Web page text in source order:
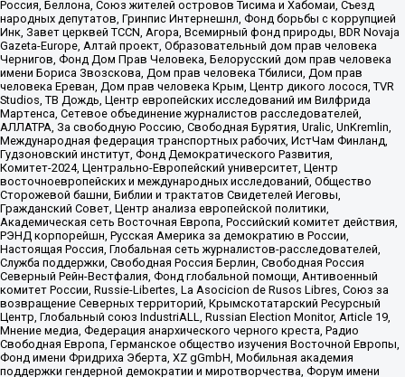
Россия, Беллона, Союз жителей островов Тисима и Хабомаи, Съезд
народных депутатов, Гринпис Интернешнл, Фонд борьбы с коррупцией
Инк, Завет церквей TCCN, Агора, Всемирный фонд природы, BDR Novaja
Gazeta-Europe, Алтай проект, Образовательный дом прав человека
Чернигов, Фонд Дом Прав Человека, Белорусский дом прав человека
имени Бориса Звозскова, Дом прав человека Тбилиси, Дом прав
человека Ереван, Дом прав человека Крым, Центр дикого лосося, TVR
Studios, ТВ Дождь, Центр европейских исследований им Вилфрида
Мартенса, Сетевое объединение журналистов расследователей,
АЛЛАТРА, За свободную Россию, Свободная Бурятия, Uralic, UnKremlin,
Международная федерация транспортных рабочих, ИстЧам Финланд,
Гудзоновский институт, Фонд Демократического Развития,
Комитет-2024, Центрально-Европейский университет, Центр
восточноевропейских и международных исследований, Общество
Сторожевой башни, Библии и трактатов Свидетелей Иеговы,
Гражданский Совет, Центр анализа европейской политики,
Академическая сеть Восточная Европа, Российский комитет действия,
РЭНД корпорейшн, Русская Америка за демократию в России,
Настоящая Россия, Глобальная сеть журналистов-расследователей,
Служба поддержки, Свободная Россия Берлин, Свободная Россия
Северный Рейн-Вестфалия, Фонд глобальной помощи, Антивоенный
комитет России, Russie-Libertes, La Asocicion de Rusos Libres, Союз за
возвращение Северных территорий, Крымскотатарский Ресурсный
Центр, Глобальный союз IndustriALL, Russian Election Monitor, Article 19,
Мнение медиа, Федерация анархического черного креста, Радио
Свободная Европа, Германское общество изучения Восточной Европы,
Фонд имени Фридриха Эберта, XZ gGmbH, Мобильная академия
поддержки гендерной демократии и миротворчества, Форум имени